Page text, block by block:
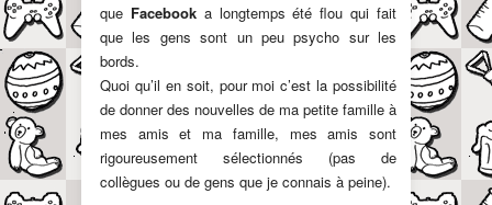
que Facebooka longtemps été flou qui fait
que les gens sont un peu psycho sur les
bords.
Quoi qu’il en soit, pour moi c’est la possibilité
de donner des nouvelles de ma petite famille à
mes amis et ma famille, mes amis sont
rigoureusement sélectionnés (pas de
collègues ou de gens que je connais à peine).